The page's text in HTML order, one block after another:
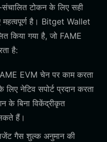
टोकन के लिए सही
है। Bitget Wallet
किया गया है, जो FAME
है:
EVM चेन पर काम करता
नेटिव सपोर्ट प्रदान करता
के बिना विकेंद्रीकृत
हैं।
गैस शुल्क अनुमान की